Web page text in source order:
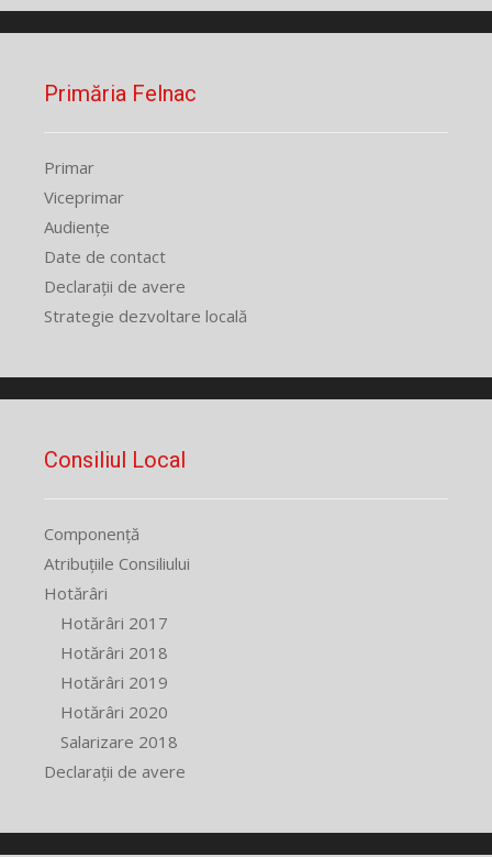
Primăria Felnac
Primar
Viceprimar
Audiențe
Date de contact
Declarații de avere
Strategie dezvoltare locală
Consiliul Local
Componență
Atribuțiile Consiliului
Hotărâri
Hotărâri 2017
Hotărâri 2018
Hotărâri 2019
Hotărâri 2020
Salarizare 2018
Declarații de avere